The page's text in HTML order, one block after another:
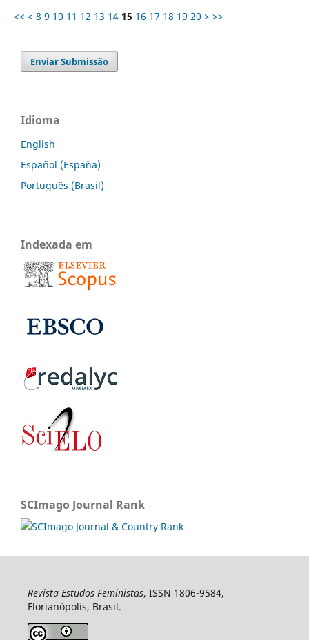
<< < 8 9 10 11 12 13 14 15 16 17 18 19 20 > >>
Enviar Submissão
Idioma
English
Español (España)
Português (Brasil)
Indexada em
SCImago Journal Rank
Revista Estudos Feministas, ISSN 1806-9584,
Florianópolis, Brasil.